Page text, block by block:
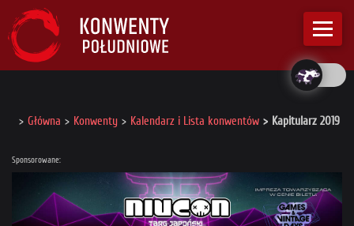
Główna Konwenty Kalendarz i Lista konwentów Kapitularz 2019
Sponsorowane: